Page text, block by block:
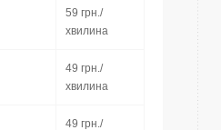
59 грн./
хвилина
49 грн./
хвилина
49 грн./